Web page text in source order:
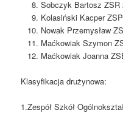
Sobczyk Bartosz ZSR
Kolasiński Kacper
Nowak Przemysław
Maćkowiak Szymon
Maćkowiak Joanna
Klasyfikacja drużynowa:
1.Zespół Szkół